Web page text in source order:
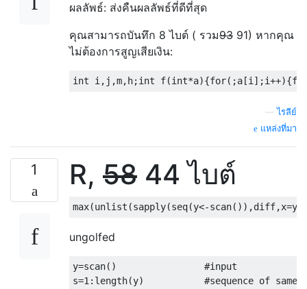
ผลลัพธ์: ส่งคืนผลลัพธ์ที่ดีที่สุด
คุณสามารถบันทึก 8 ไบต์ ( รวม93 91) หากคุณ
ไม่ต้องการสูญเสียเงิน:
—ไรลีย์
แหล่งที่มา
1 R, 58 44 ไบต์
ungolfed
y=scan()                #input
s=1:length(y)           #sequence of same